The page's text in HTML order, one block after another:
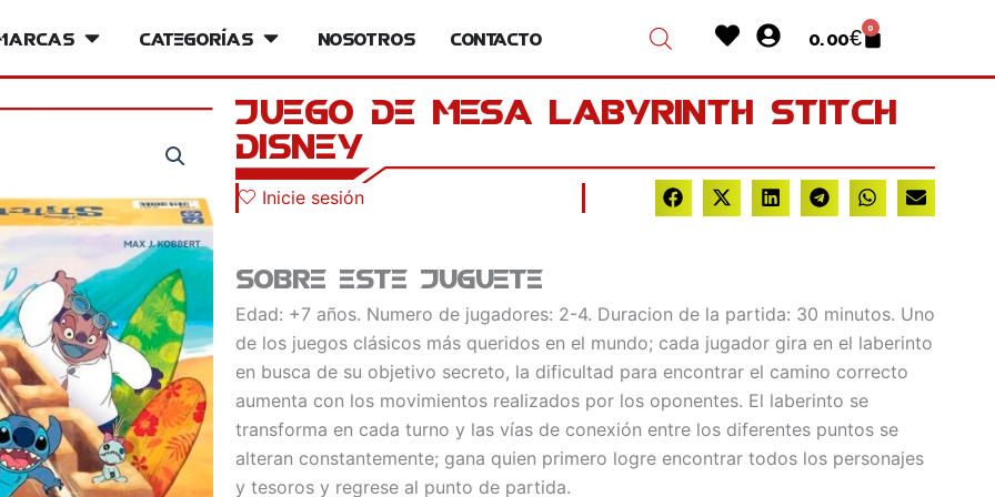
Open MarcasCategorías Open Categorías
Nosotros Contacto HeartUser-
circle
0.00€ 0
Cart
Juego de Mesa Labyrinth Stitch
Disney
Inicie sesión
Sobre este juguete
Edad: +7 años. Numero de jugadores: 2-4. Duracion de la partida: 30 minutos. Uno
de los juegos clásicos más queridos en el mundo; cada jugador gira en el laberinto
en busca de su objetivo secreto, la dificultad para encontrar el camino correcto
aumenta con los movimientos realizados por los oponentes. El laberinto se
transforma en cada turno y las vías de conexión entre los diferentes puntos se
alteran constantemente; gana quien primero logre encontrar todos los personajes
y tesoros y regrese al punto de partida.